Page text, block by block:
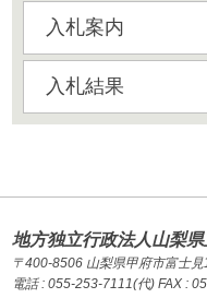
入札案内
入札結果
地方独立行政法人山梨
〒400-8506 山梨県甲府市富士
電話 : 055-253-7111(代) FAX :